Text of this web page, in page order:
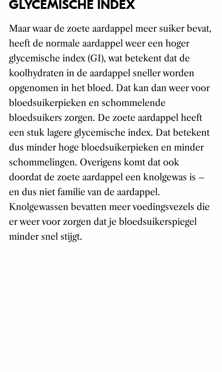
GLYCEMISCHE INDEX
Maar waar de zoete aardappel meer suiker bevat,
heeft de normale aardappel weer een hoger
glycemische index (GI), wat betekent dat de
koolhydraten in de aardappel sneller worden
opgenomen in het bloed. Dat kan dan weer voor
bloedsuikerpieken en schommelende
bloedsuikers zorgen. De zoete aardappel heeft
een stuk lagere glycemische index. Dat betekent
dus minder hoge bloedsuikerpieken en minder
schommelingen. Overigens komt dat ook
doordat de zoete aardappel een knolgewas is –
en dus niet familie van de aardappel.
Knolgewassen bevatten meer voedingsvezels die
er weer voor zorgen dat je bloedsuikerspiegel
minder snel stijgt.